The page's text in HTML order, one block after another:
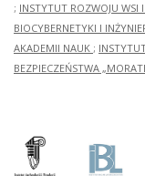
; INSTYTUT ROZWOJU WSI
BIOCYBERNETYKI I
AKADEMII NAUK ;
BEZPIECZEŃSTWA